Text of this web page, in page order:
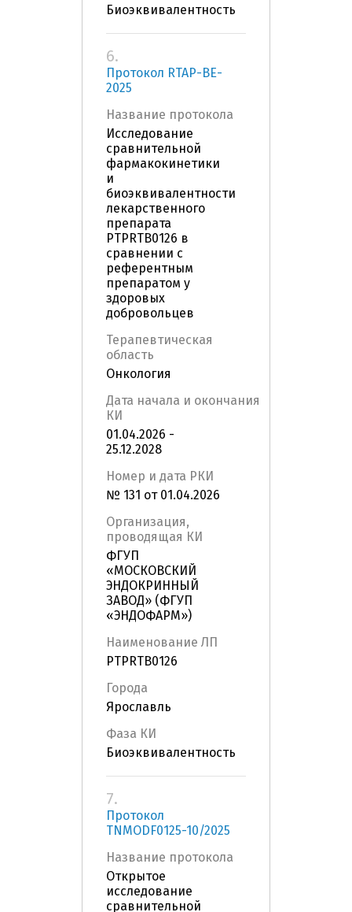
Биоэквивалентность
6.
Протокол RTAP-BE-
2025
Название протокола
Исследование
сравнительной
фармакокинетики
и
биоэквивалентности
лекарственного
препарата
PTPRTB0126 в
сравнении с
референтным
препаратом у
здоровых
добровольцев
Терапевтическая
область
Онкология
Дата начала и окончания
КИ
01.04.2026 -
25.12.2028
Номер и дата РКИ
№ 131 от 01.04.2026
Организация,
проводящая КИ
ФГУП
«МОСКОВСКИЙ
ЭНДОКРИННЫЙ
ЗАВОД» (ФГУП
«ЭНДОФАРМ»)
Наименование ЛП
PTPRTB0126
Города
Ярославль
Фаза КИ
Биоэквивалентность
7.
Протокол
TNMODF0125-10/2025
Название протокола
Открытое
исследование
сравнительной